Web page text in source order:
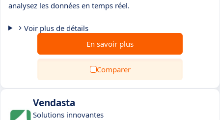
analysez les données en temps réel.
Voir plus de détails
En savoir plus
Comparer
Vendasta
Solutions innovantes